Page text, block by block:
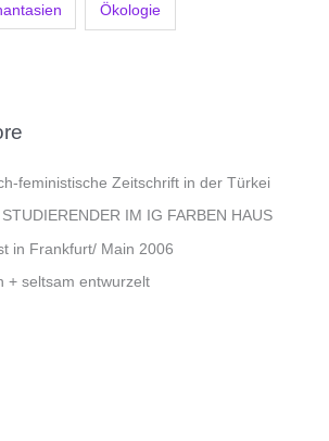
Ökologie
feministische Zeitschrift in der Türkei
STUDIERENDER IM IG FARBEN HAUS
in Frankfurt/ Main 2006
+ seltsam entwurzelt